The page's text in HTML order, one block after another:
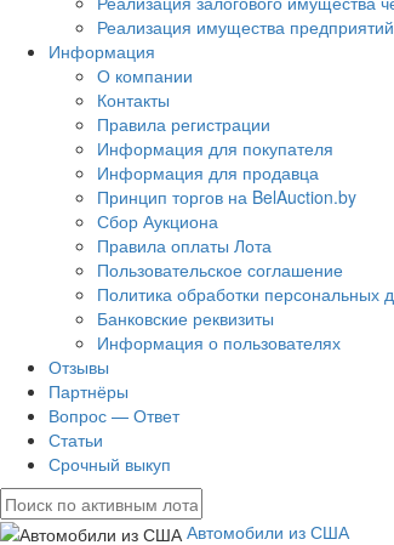
Реализация имущества
Информация
О компании
Контакты
Правила регистрации
Информация для покупателя
Информация для продавца
Принцип торгов на BelAuction.by
Сбор Аукциона
Правила оплаты Лота
Пользовательское соглашение
Политика обработки персональных
Банковские реквизиты
Информация о пользователях
Отзывы
Партнёры
Вопрос — Ответ
Статьи
Срочный выкуп
Автомобили из США